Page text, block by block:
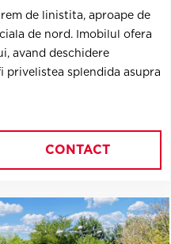
de linistita, aproape de
de nord. Imobilul ofera
avand deschidere
privelistea splendida asupra
CONTACT